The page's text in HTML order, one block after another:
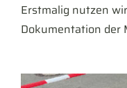
Erstmalig nutzen
Dokumentation der